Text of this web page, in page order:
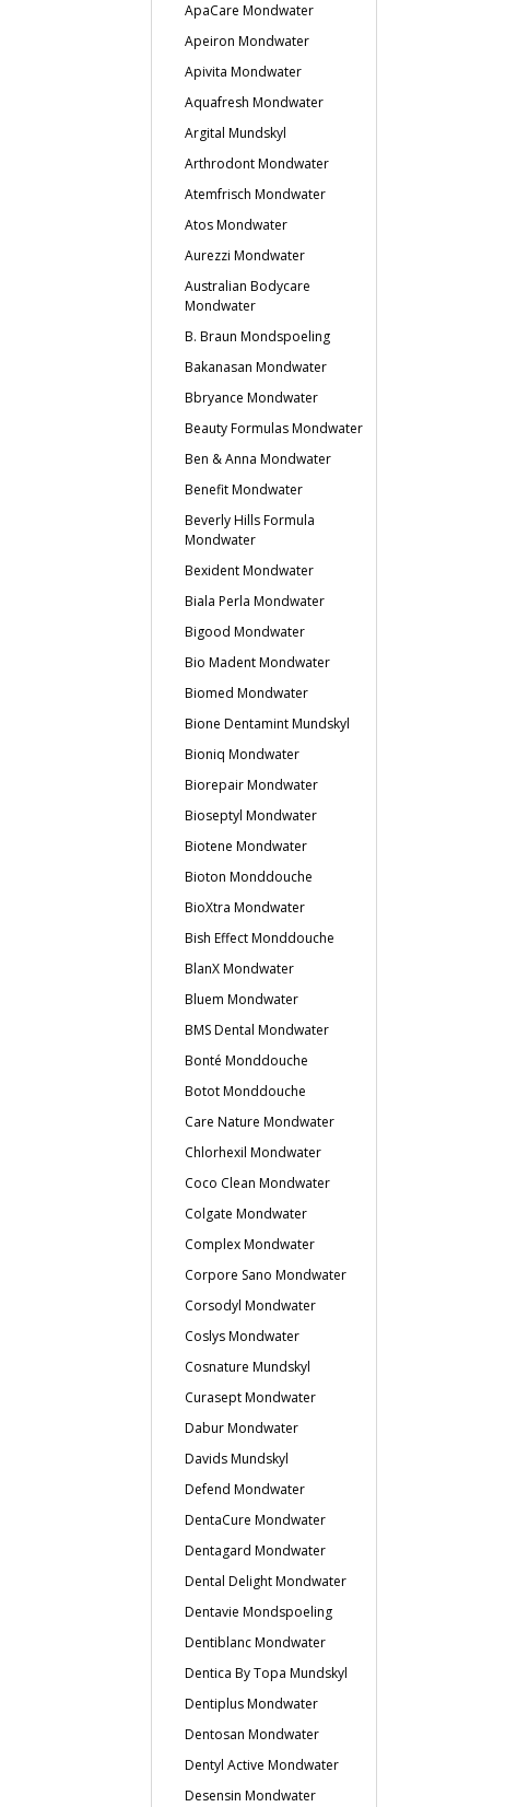
ApaCare Mondwater
Apeiron Mondwater
Apivita Mondwater
Aquafresh Mondwater
Argital Mundskyl
Arthrodont Mondwater
Atemfrisch Mondwater
Atos Mondwater
Aurezzi Mondwater
Australian Bodycare
Mondwater
B. Braun Mondspoeling
Bakanasan Mondwater
Bbryance Mondwater
Beauty Formulas Mondwater
Ben & Anna Mondwater
Benefit Mondwater
Beverly Hills Formula
Mondwater
Bexident Mondwater
Biala Perla Mondwater
Bigood Mondwater
Bio Madent Mondwater
Biomed Mondwater
Bione Dentamint Mundskyl
Bioniq Mondwater
Biorepair Mondwater
Bioseptyl Mondwater
Biotene Mondwater
Bioton Monddouche
BioXtra Mondwater
Bish Effect Monddouche
BlanX Mondwater
Bluem Mondwater
BMS Dental Mondwater
Bonté Monddouche
Botot Monddouche
Care Nature Mondwater
Chlorhexil Mondwater
Coco Clean Mondwater
Colgate Mondwater
Complex Mondwater
Corpore Sano Mondwater
Corsodyl Mondwater
Coslys Mondwater
Cosnature Mundskyl
Curasept Mondwater
Dabur Mondwater
Davids Mundskyl
Defend Mondwater
DentaCure Mondwater
Dentagard Mondwater
Dental Delight Mondwater
Dentavie Mondspoeling
Dentiblanc Mondwater
Dentica By Topa Mundskyl
Dentiplus Mondwater
Dentosan Mondwater
Dentyl Active Mondwater
Desensin Mondwater